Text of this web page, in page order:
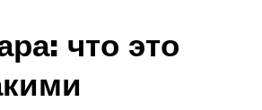
что это